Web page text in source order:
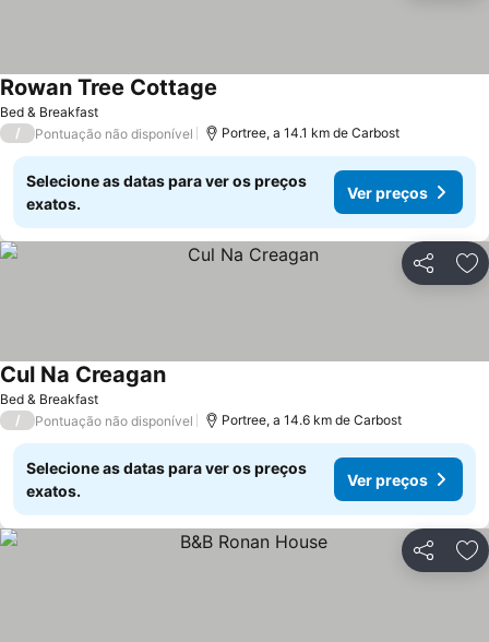
Bed & Breakfast
Rowan Tree Cottage
/ Pontuação não disponível Portree, a 14.1 km de Carbost
Selecione as datas para ver os preços
exatos.
Ver preços
Partilhar
Bed & Breakfast
Cul Na CreaganVer preços
/ Pontuação não disponível Portree, a 14.6 km de Carbost
Selecione as datas para ver os preços
exatos.
Ver preços
Partilhar